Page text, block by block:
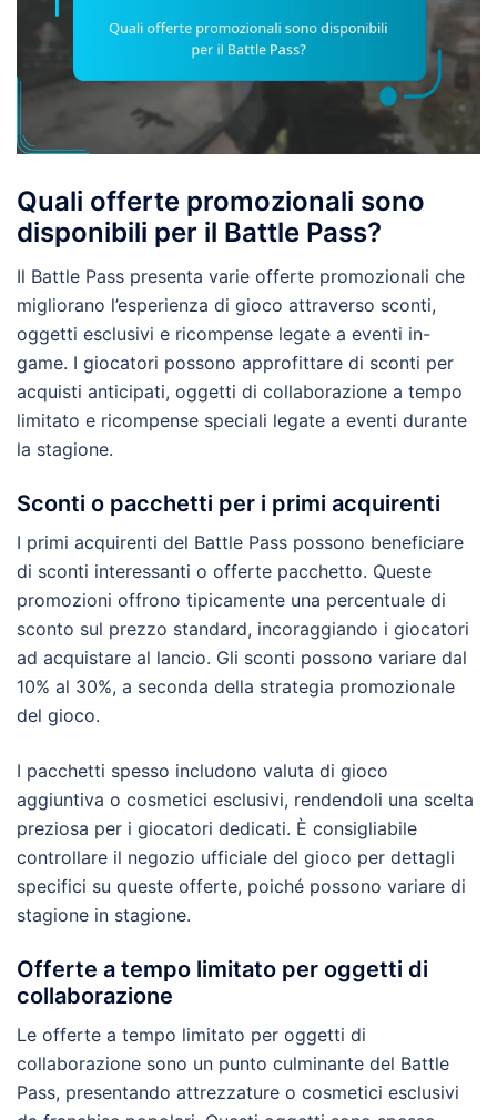
Quali offerte promozionali sono
disponibili per il Battle Pass?
Il Battle Pass presenta varie offerte promozionali che
migliorano l’esperienza di gioco attraverso sconti,
oggetti esclusivi e ricompense legate a eventi in-
game. I giocatori possono approfittare di sconti per
acquisti anticipati, oggetti di collaborazione a tempo
limitato e ricompense speciali legate a eventi durante
la stagione.
Sconti o pacchetti per i primi acquirenti
I primi acquirenti del Battle Pass possono beneficiare
di sconti interessanti o offerte pacchetto. Queste
promozioni offrono tipicamente una percentuale di
sconto sul prezzo standard, incoraggiando i giocatori
ad acquistare al lancio. Gli sconti possono variare dal
10% al 30%, a seconda della strategia promozionale
del gioco.
I pacchetti spesso includono valuta di gioco
aggiuntiva o cosmetici esclusivi, rendendoli una scelta
preziosa per i giocatori dedicati. È consigliabile
controllare il negozio ufficiale del gioco per dettagli
specifici su queste offerte, poiché possono variare di
stagione in stagione.
Offerte a tempo limitato per oggetti di
collaborazione
Le offerte a tempo limitato per oggetti di
collaborazione sono un punto culminante del Battle
Pass, presentando attrezzature o cosmetici esclusivi